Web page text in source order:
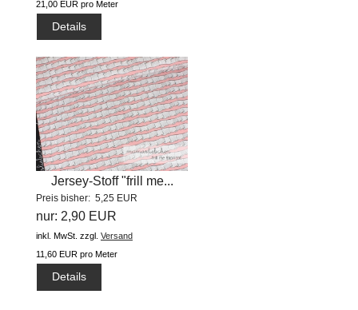
21,00 EUR pro Meter
Details
Jersey-Stoff "frill me...
Preis bisher: 5,25 EUR
nur: 2,90 EUR
inkl. MwSt. zzgl. Versand
11,60 EUR pro Meter
Details